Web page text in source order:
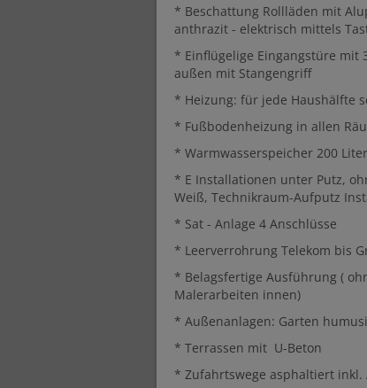
* Beschattung Rollläden mit
anthrazit - elektrisch mittels
* Einflügelige Eingangstüre mit
außen mit Stangengriff
* Heizung: für jede Haushälfte
* Fußbodenheizung in allen
* Warmwasserspeicher 200
* E Installationen unter Putz,
Weiß, Technikraum-Aufputz
* Sat - Anlage 4 Anschlüsse
* Leerverrohrung Telekom bis
* Belagsfertige Ausführung (
Malerarbeiten innen)
* Außenanlagen: Garten
* Terrassen mit U-Beton
* Zufahrtswege asphaltiert inkl.